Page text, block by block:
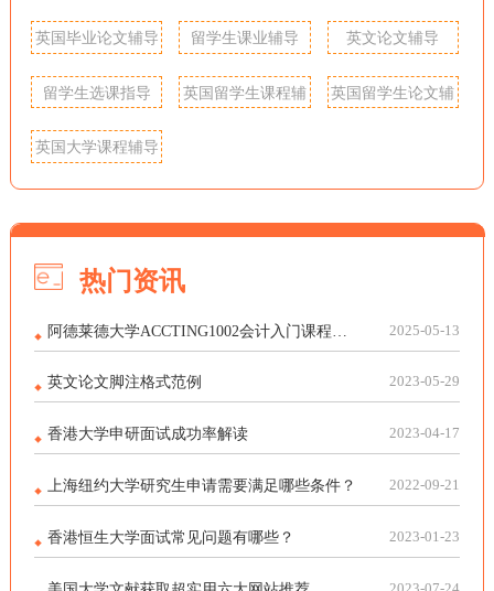
英国毕业论文辅导 留学生课业辅导 英文论文辅导
留学生选课指导
英国留学生课程辅
英国留学生论文辅
英国大学课程辅导
热门资讯
2025-05-13
英文论文脚注格式范例 2023-05-29
香港大学申研面试成功率解读 2023-04-17
上海纽约大学研究生申请需要满足哪些条件？ 2022-09-21
香港恒生大学面试常见问题有哪些？ 2023-01-23